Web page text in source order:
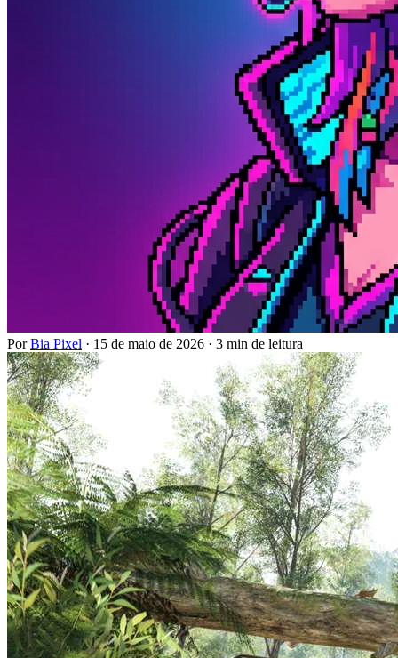
PorBia Pixel · 15 de maio de 2026 · 3 min de leitura